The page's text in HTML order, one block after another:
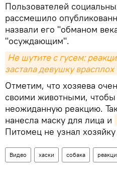
Пользователей
рассмешило
назвали его "обманом
"осуждающим".
Не шутите с гусем:
застала девушку
Отметим, что хозяева
своими животными, чтобы
неожиданную реакцию.
нанесла маску для лица и
Питомец не узнал
Видео хаски собака